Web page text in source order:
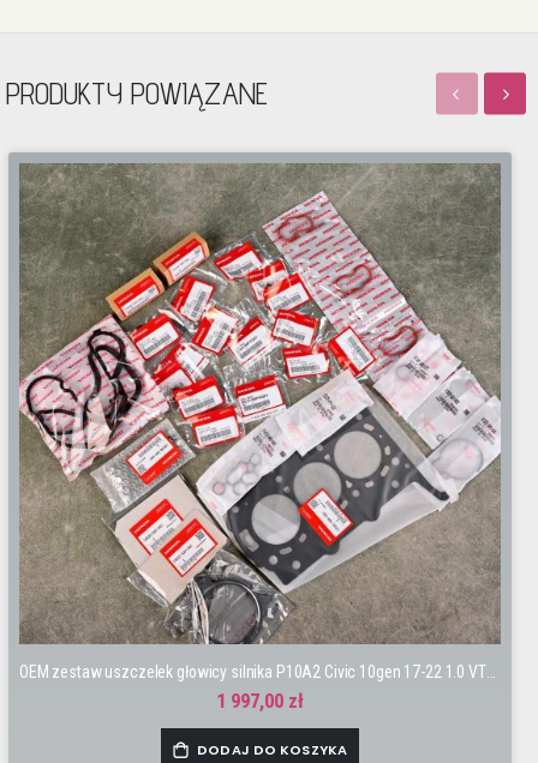
PRODUKTY POWIĄZANE
OEM zestaw uszczelek głowicy silnika P10A2 Civic 10gen 17-22 1.0 VTEC
1 997,00 zł
DODAJ DO KOSZYKA